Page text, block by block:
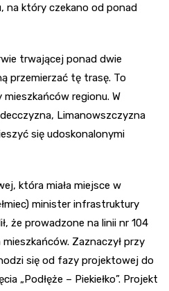
który czekano od ponad
trwającej ponad dwie
przemierzać tę trasę. To
regionu. W
Limanowszczyzna
się udoskonalonymi
która miała miejsce w
minister infrastruktury
że prowadzone na linii nr 104
Zaznaczył przy
się od fazy projektowej do
„Podłęże – Piekiełko”. Projekt